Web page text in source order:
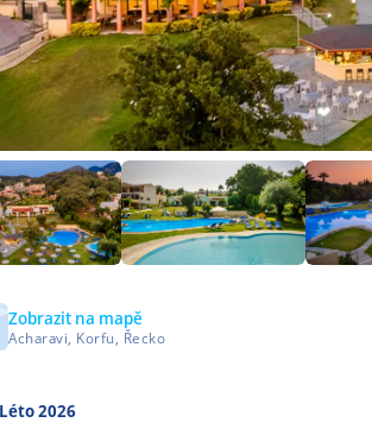
Zobrazit na mapě
Acharavi, Korfu, Řecko
Léto 2026